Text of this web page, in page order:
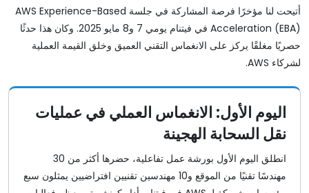
أتيحت لنا مؤخرًا فرصة المشاركة في جلسة AWS Experience-Based
Acceleration (EBA) في فيتنام يومي 7 و8 مايو 2025. وكان هذا حدثًا
حصريًا مغلقًا يركز على الانغماس التقني العميق وخلق القيمة العملية
لشركاء AWS.
اليوم الأول: الانغماس العملي في عمليات
نقل السحابة الهجينة
انطلق اليوم الأول بورشة عمل تفاعلية، حضرها أكثر من 30
مهندسًا تقنيًا من الموقع و10 مهندسين تقنيين افتراضيين يمثلون سبع